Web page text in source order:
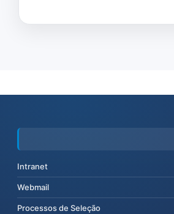
Intranet
Webmail
Processos de Seleção